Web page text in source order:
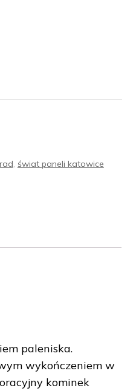
, świat paneli katowice
paleniska.
wykończeniem w
kominek